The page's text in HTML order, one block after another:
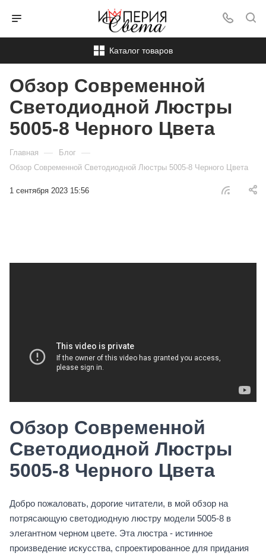
Каталог товаров
Обзор Современной
Светодиодной Люстры
5005-8 Черного Цвета
Главная — Блог —
Обзор Современной Светодиодной Люстры 5005-8 Черного Цвета
1 сентября 2023 15:56
Обзор Современной
Светодиодной Люстры
5005-8 Черного Цвета
Добро пожаловать, дорогие читатели, в мой обзор на
потрясающую светодиодную люстру модели 5005-8 в
элегантном черном цвете. Эта люстра - истинное
произведение искусства, спроектированное для придания